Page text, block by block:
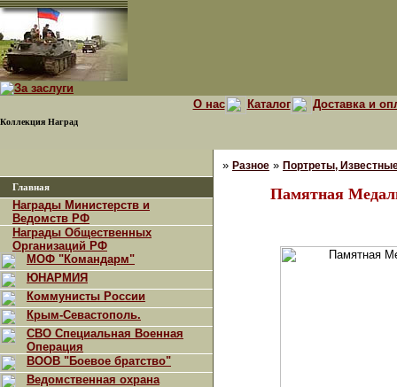
Коллекция Наград
О нас Каталог Доставка и
Главная
Награды Министерств и
Ведомств РФ
Награды Общественных
Организаций РФ
МОФ "Командарм"
ЮНАРМИЯ
Коммунисты России
Крым-Севастополь.
СВО Специальная Военная
Операция
ВООВ "Боевое братство"
Ведомственная охрана
» Разное » Портреты,
Памятная